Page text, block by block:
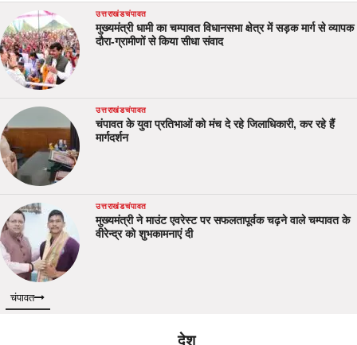
उत्तराखंडचंपावत
मुख्यमंत्री धामी का चम्पावत विधानसभा क्षेत्र में सड़क मार्ग से व्यापक
दौरा-ग्रामीणों से किया सीधा संवाद
उत्तराखंडचंपावत
चंपावत के युवा प्रतिभाओं को मंच दे रहे जिलाधिकारी, कर रहे हैं
मार्गदर्शन
उत्तराखंडचंपावत
मुख्यमंत्री ने माउंट एवरेस्ट पर सफलतापूर्वक चढ़ने वाले चम्पावत के
वीरेन्द्र को शुभकामनाएं दी
चंपावत
देश